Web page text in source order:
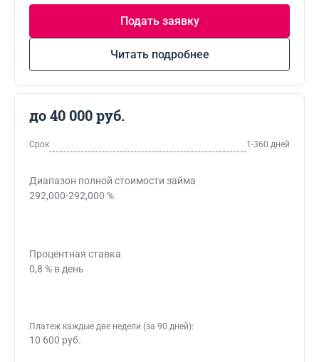
Подать заявку
Читать подробнее
до 40 000 руб.
Срок 1-360 дней
Диапазон полной стоимости займа
292,000-292,000 %
Процентная ставка
0,8 % в день
Платеж каждые две недели (за 90 дней):
10 600 руб.